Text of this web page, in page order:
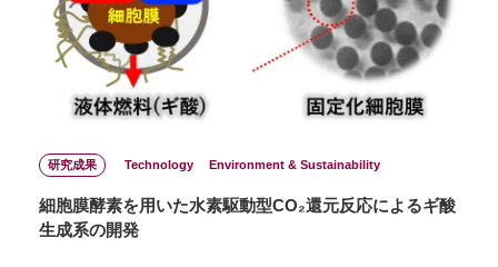
研究成果 Technology Environment & Sustainability
細胞膜酵素を用いた水素駆動型CO₂還元反応によるギ酸
生成系の開発